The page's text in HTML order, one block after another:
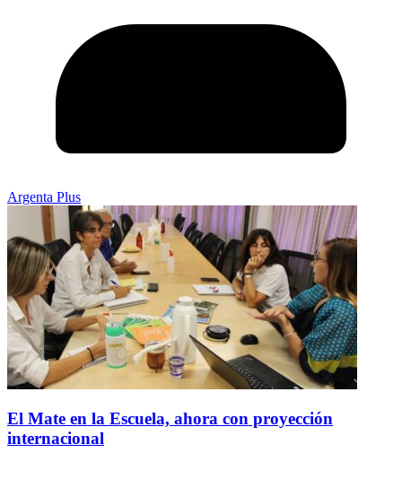
Argenta Plus
El Mate en la Escuela, ahora con proyección
internacional